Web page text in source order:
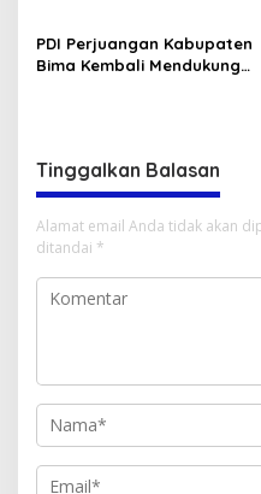
PDI Perjuangan Kabupaten
Bima Kembali Mendukung
Tinggalkan Balasan
Alamat email Anda tidak akan
ditandai *